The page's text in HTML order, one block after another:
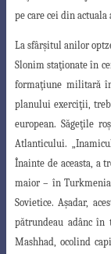
pe care cei din
La sfârşitul anilor
Slonim staţionate în
formaţiune militară
planului exerciţii ,
european. Săgeţile
Atlanticului.
Înainte de aceasta, a
maior – în
Sovietice. Aşadar,
pătrundeau adânc
Mashhad, ocolind